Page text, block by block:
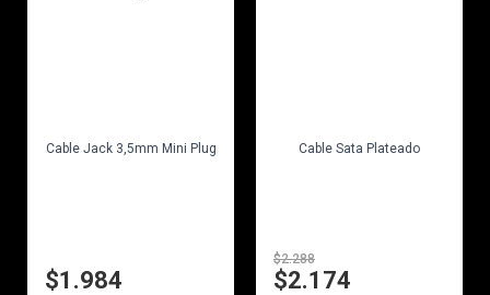
Cable Jack 3,5mm Mini Plug
$1.984
Cable Sata Plateado
$2.288
$2.174